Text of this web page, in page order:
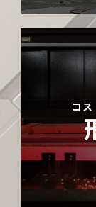
コ